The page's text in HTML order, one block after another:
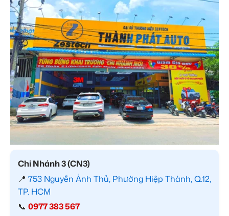
Chi Nhánh 3 (CN3)
📍 753 Nguyễn Ảnh Thủ, Phường Hiệp Thành, Q.12,
TP. HCM
📞 0977 383 567